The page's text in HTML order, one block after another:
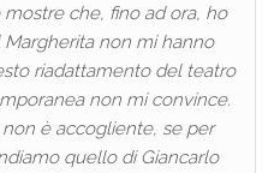
che, fino ad ora, ho
non mi hanno
riadattamento del teatro
non mi convince.
non è accogliente, se per
quello di Giancarlo